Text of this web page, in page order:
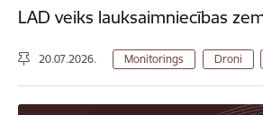
LAD veiks lauksaimniecības
20.07.2026. Monitorings Droni